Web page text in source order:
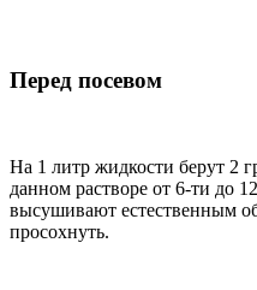
Перед посевом
На 1 литр жидкости берут 2
данном растворе от 6-ти до
высушивают естественным
просохнуть.